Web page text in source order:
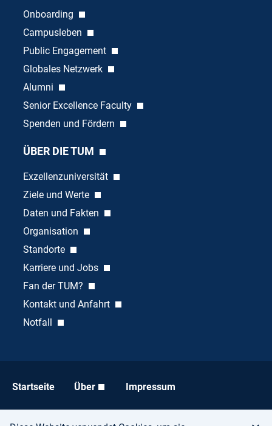
Onboarding
Campusleben
Public Engagement
Globales Netzwerk
Alumni
Senior Excellence Faculty
Spenden und Fördern
ÜBER DIE TUM
Exzellenzuniversität
Ziele und Werte
Daten und Fakten
Organisation
Standorte
Karriere und Jobs
Fan der TUM?
Kontakt und Anfahrt
Notfall
Startseite Über Impressum